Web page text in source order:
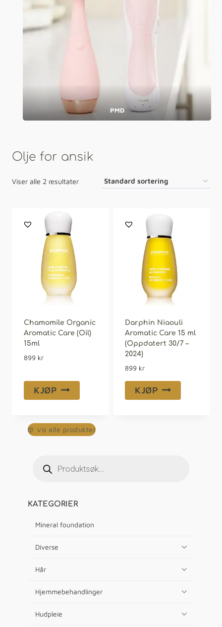
PMD
Olje for ansik
Viser alle 2 resultater
Chamomile Organic
Aromatic Care (Oil)
15ml
899 kr
KJØP
Darphin Niaouli
Aromatic Care 15 ml
(Oppdatert 30/7 –
2024)
899 kr
KJØP
vis alle produkter
KATEGORIER
Mineral foundation
Diverse
Hår
Hjemmebehandlinger
Hudpleie